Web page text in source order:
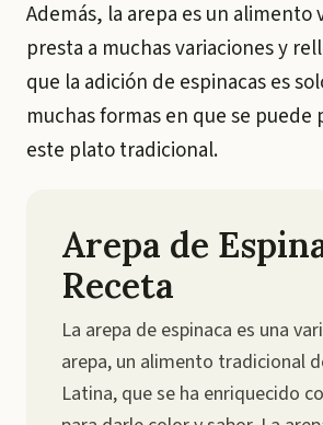
Además, la arepa es un alimento
presta a muchas variaciones y
que la adición de espinacas es
muchas formas en que se puede
este plato tradicional.
Arepa de
Receta
La arepa de espinaca es una
arepa, un alimento tradicional
Latina, que se ha enriquecido